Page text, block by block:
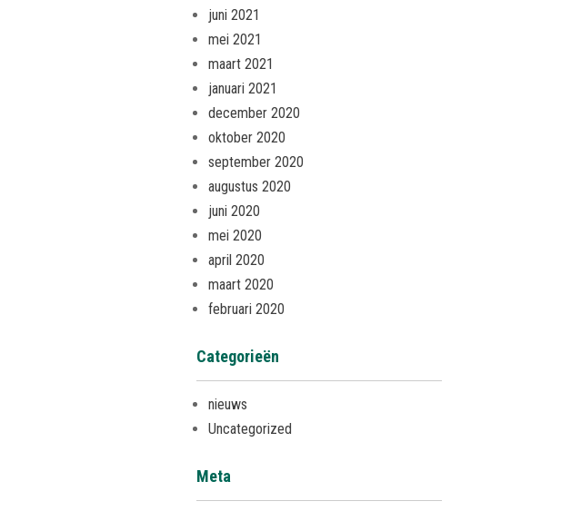
juni 2021
mei 2021
maart 2021
januari 2021
december 2020
oktober 2020
september 2020
augustus 2020
juni 2020
mei 2020
april 2020
maart 2020
februari 2020
Categorieën
nieuws
Uncategorized
Meta